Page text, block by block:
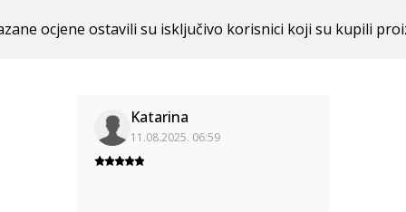
ocjene ostavili su isključivo korisnici koji su kupili
Katarina
11.08.2025. 06:59